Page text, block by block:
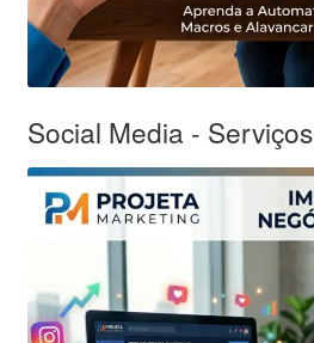
Social Media - Serviços